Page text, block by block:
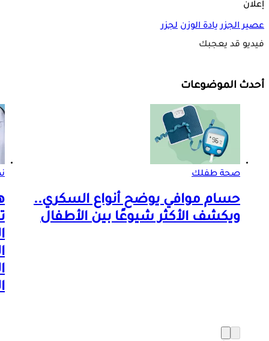
إعلان
عصير الجزر يادة الوزن لجزر
فيديو قد يعجبك
أحدث الموضوعات
صحة طفلك
حسام موافي يوضح أنواع السكري..
ويكشف الأكثر شيوعًا بين الأطفال